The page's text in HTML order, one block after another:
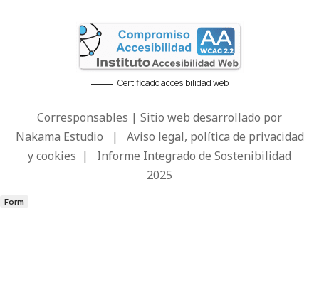
Certificado accesibilidad web
Corresponsables | Sitio web desarrollado por
Nakama Estudio | Aviso legal, política de privacidad
y cookies | Informe Integrado de Sostenibilidad
2025
Form